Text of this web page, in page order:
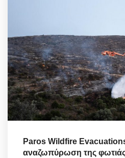
Paros Wildfire
αναζωπύρωση της